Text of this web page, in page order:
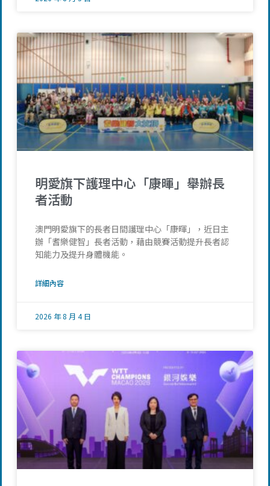
明愛旗下護理中心「康暉」舉辦長
者活動
澳門明愛旗下的長者日間護理中心「康暉」，近日主
辦「耆樂健智」長者活動，藉由競賽活動提升長者認
知能力及提升身體機能。
詳細內容
2026 年 8 月 4 日